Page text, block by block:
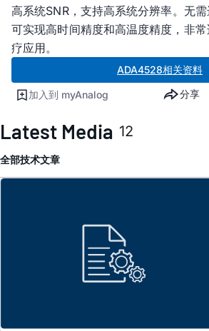
高系统SNR，支持高系统分辨率。无
可实现高时间精度和高温度精度，非
疗应用。
ADA4528相关资料
加入到 myAnalog 分享
Latest Media 12
全部技术文章